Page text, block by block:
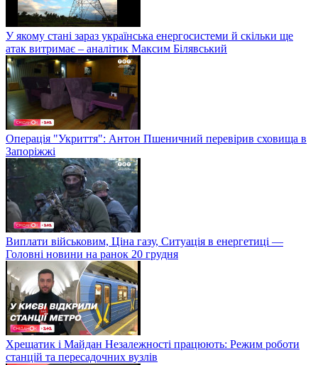
У якому стані зараз українська енергосистеми й скільки ще
атак витримає – аналітик Максим Білявський
Операція "Укриття": Антон Пшеничний перевірив сховища в
Запоріжжі
Виплати військовим, Ціна газу, Ситуація в енергетиці —
Головні новини на ранок 20 грудня
Хрещатик і Майдан Незалежності працюють: Режим роботи
станцій та пересадочних вузлів